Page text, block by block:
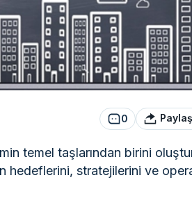
0 Paylaş
temel taşlarından birini
stratejilerini ve